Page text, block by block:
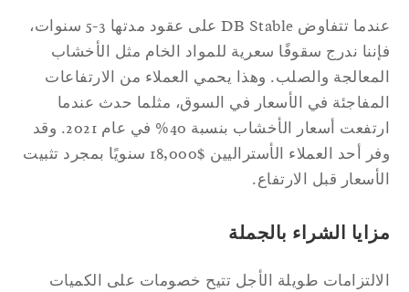
عندما تتفاوض DB Stable على عقود مدتها 3-5 سنوات،
ندرج سقوفًا سعرية للمواد الخام مثل الأخشاب
والصلب. وهذا يحمي العملاء من الارتفاعات
في الأسعار في السوق، مثلما حدث عندما
ارتفعت أسعار الأخشاب بنسبة 40% في عام 2021. وقد
وفر أحد العملاء الأستراليين $18,000 سنويًا بمجرد تثبيت
قبل الارتفاع.
الشراء بالجملة
طويلة الأجل تتيح خصومات على الكميات